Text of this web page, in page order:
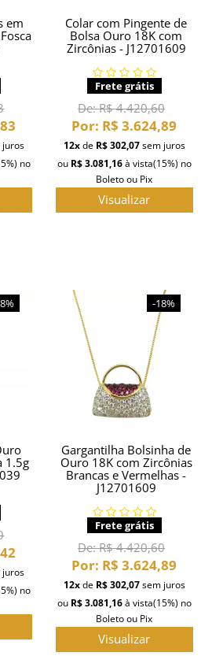
em
juros
no
Colar com Pingente de
Bolsa Ouro 18K com
Zircônias - J12701609
Frete grátis
De:R$ 4.420,60
Por: R$ 3.624,89
12xde R$ 302,07sem juros
ou R$ 3.081,16à vista(15%) no
Boleto ou Pix
Visualizar
1.5g
juros
no
-18%
Gargantilha Bolsinha de
Ouro 18K com Zircônias
Brancas e Vermelhas -
J12701609
Frete grátis
De:R$ 4.420,60
Por: R$ 3.624,89
12xde R$ 302,07sem juros
ou R$ 3.081,16à vista(15%) no
Boleto ou Pix
Visualizar